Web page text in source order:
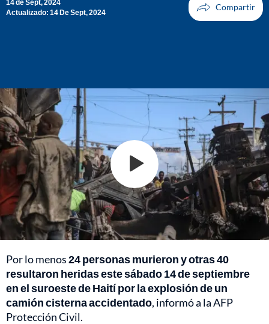
14 de Sept, 2024
Actualizado: 14 De Sept, 2024
Por lo menos24 personas murieron y otras 40
resultaron heridas este sábado 14 de septiembre
en el suroeste de Haití por la explosión de un
camión cisterna accidentado, informó a la AFP
Protección Civil.